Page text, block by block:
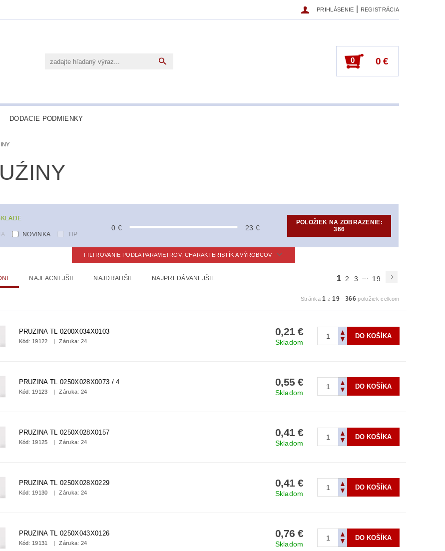
PRIHLÁSENIE REGISTRÁCIA
0 0 €
DODACIE PODMIENKY
NOVINKA TIP
0 € 23 €
POLOŽIEK NA ZOBRAZENIE:
366
FILTROVANIE PODĽA PARAMETROV, CHARAKTERISTÍK A VÝROBCOV
NAJLACNEJŠIE NAJDRAHŠIE NAJPREDÁVANEJŠIE 1 2 3 ... 19
Stránka1 z19 -366 položiek celkom
PRUZINA TL 0200X034X0103
Kód: 19122 Záruka: 24
0,21 €
Skladom
PRUZINA TL 0250X028X0073 / 4
Kód: 19123 Záruka: 24
0,55 €
Skladom
PRUZINA TL 0250X028X0157
Kód: 19125 Záruka: 24
0,41 €
Skladom
PRUZINA TL 0250X028X0229
Kód: 19130 Záruka: 24
0,41 €
Skladom
PRUZINA TL 0250X043X0126
Kód: 19131 Záruka: 24
0,76 €
Skladom